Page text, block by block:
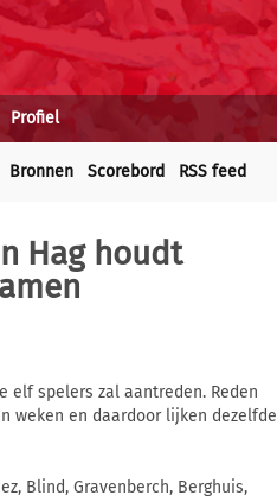
Profiel
Bronnen Scorebord RSS feed
Hag houdt
elf spelers zal aantreden. Reden
weken en daardoor lijken dezelfde
Blind, Gravenberch, Berghuis,